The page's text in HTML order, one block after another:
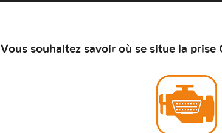
Vous souhaitez savoir où se situe la prise